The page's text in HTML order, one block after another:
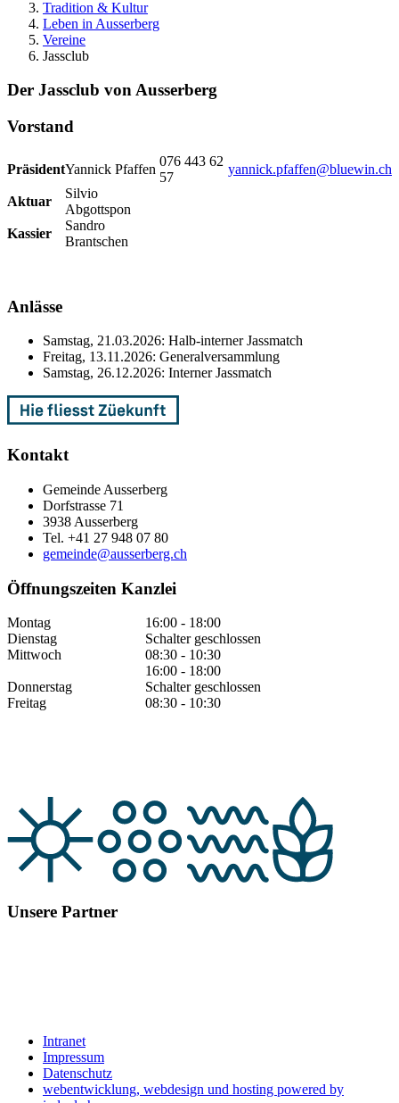
Tradition & Kultur
Leben in Ausserberg
Vereine
Jassclub
Der Jassclub von Ausserberg
Vorstand
PräsidentYannick Pfaffen
076 443 62
57
yannick.pfaffen@bluewin.ch
Aktuar
Silvio
Abgottspon
Kassier
Sandro
Brantschen
Anlässe
Samstag, 21.03.2026: Halb-interner Jassmatch
Freitag, 13.11.2026: Generalversammlung
Samstag, 26.12.2026: Interner Jassmatch
Kontakt
Gemeinde Ausserberg
Dorfstrasse 71
3938 Ausserberg
Tel. +41 27 948 07 80
gemeinde@ausserberg.ch
Öffnungszeiten Kanzlei
Montag
16:00 - 18:00
Dienstag
Schalter geschlossen
Mittwoch
08:30 - 10:30
16:00 - 18:00
Donnerstag
Schalter geschlossen
Freitag
08:30 - 10:30
Unsere Partner
Intranet
Impressum
Datenschutz
webentwicklung, webdesign und hosting powered by